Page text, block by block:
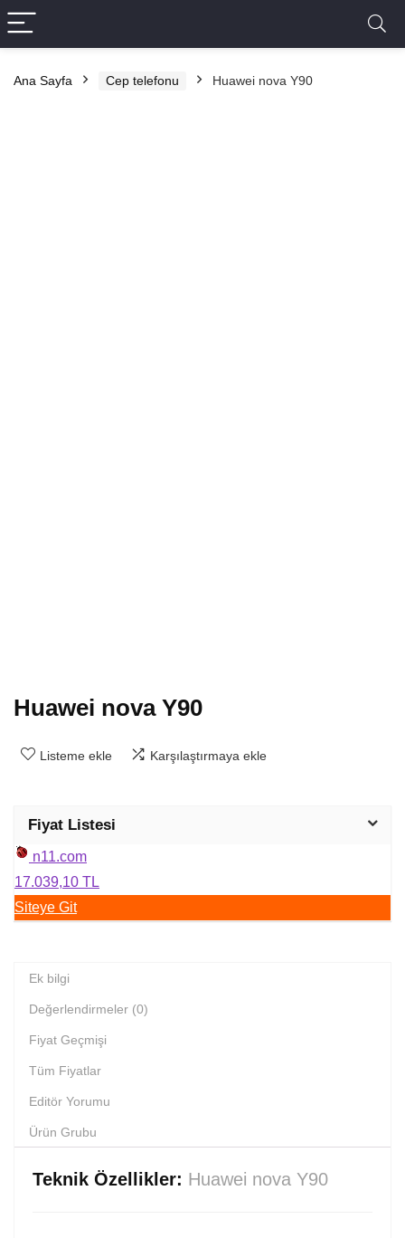
Ana Sayfa Cep telefonu Huawei nova Y90
Huawei nova Y90
Listeme ekle Karşılaştırmaya ekle
Fiyat Listesi
n11.com
17.039,10 TL
Siteye Git
Ek bilgi
Değerlendirmeler (0)
Fiyat Geçmişi
Tüm Fiyatlar
Editör Yorumu
Ürün Grubu
Teknik Özellikler: Huawei nova Y90